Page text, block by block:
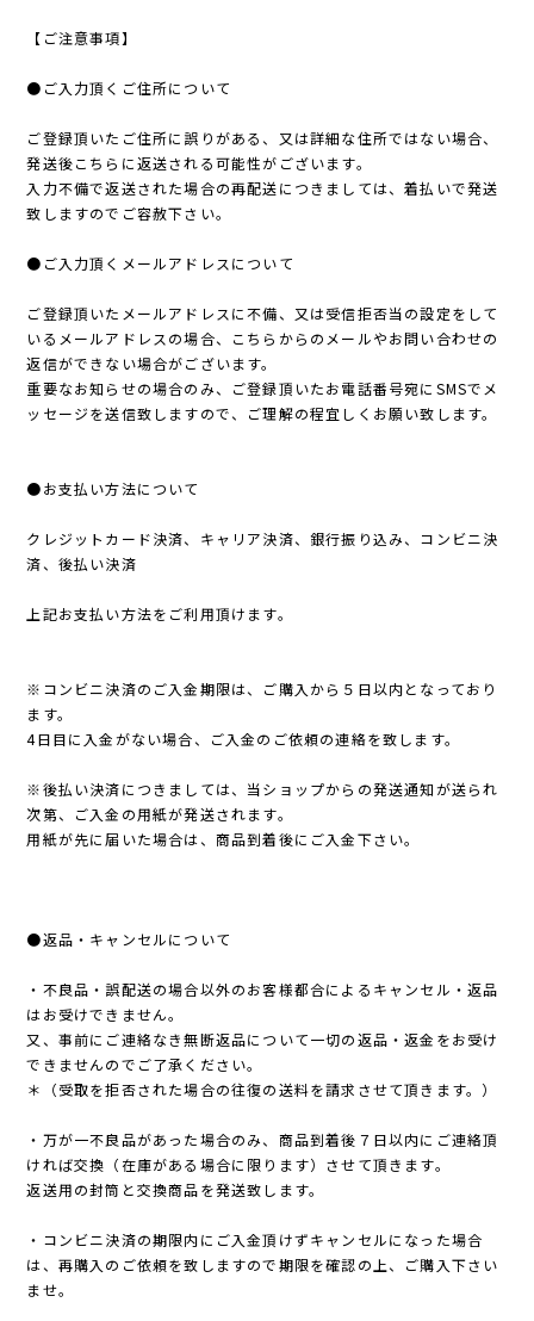
【ご注意事項】
●ご入力頂くご住所について
ご登録頂いたご住所に誤りがある、又は詳細な住所ではない場合、
発送後こちらに返送される可能性がございます。
入力不備で返送された場合の再配送につきましては、着払いで発送
致しますのでご容赦下さい。
●ご入力頂くメールアドレスについて
ご登録頂いたメールアドレスに不備、又は受信拒否当の設定をして
いるメールアドレスの場合、こちらからのメールやお問い合わせの
返信ができない場合がございます。
重要なお知らせの場合のみ、ご登録頂いたお電話番号宛にSMSでメ
ッセージを送信致しますので、ご理解の程宜しくお願い致します。
●お支払い方法について
クレジットカード決済、キャリア決済、銀行振り込み、コンビニ決
済、後払い決済
上記お支払い方法をご利用頂けます。
※コンビニ決済のご入金期限は、ご購入から５日以内となっており
ます。
4日目に入金がない場合、ご入金のご依頼の連絡を致します。
※後払い決済につきましては、当ショップからの発送通知が送られ
次第、ご入金の用紙が発送されます。
用紙が先に届いた場合は、商品到着後にご入金下さい。
●返品・キャンセルについて
・不良品・誤配送の場合以外のお客様都合によるキャンセル・返品
はお受けできません。
又、事前にご連絡なき無断返品について一切の返品・返金をお受け
できませんのでご了承ください。
＊（受取を拒否された場合の往復の送料を請求させて頂きます。）
・万が一不良品があった場合のみ、商品到着後７日以内にご連絡頂
ければ交換（在庫がある場合に限ります）させて頂きます。
返送用の封筒と交換商品を発送致します。
・コンビニ決済の期限内にご入金頂けずキャンセルになった場合
は、再購入のご依頼を致しますので期限を確認の上、ご購入下さい
ませ。